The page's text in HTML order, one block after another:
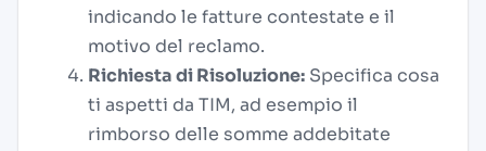
indicando le fatture contestate e il
motivo del reclamo.
Richiesta di Risoluzione: Specifica cosa
ti aspetti da TIM, ad esempio il
rimborso delle somme addebitate